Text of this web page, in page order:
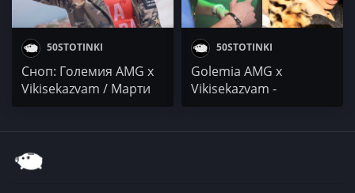
50STOTINKI
Сноп: Големия AMG x
Vikisekazvam / Марти
50STOTINKI
Golemia AMG x
Vikisekazvam -